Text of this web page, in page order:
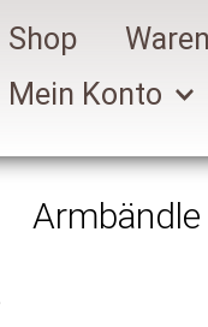
Shop
Mein Konto
Armbändle